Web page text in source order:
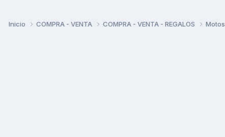
Inicio COMPRA - VENTA COMPRA - VENTA - REGALOS Motos